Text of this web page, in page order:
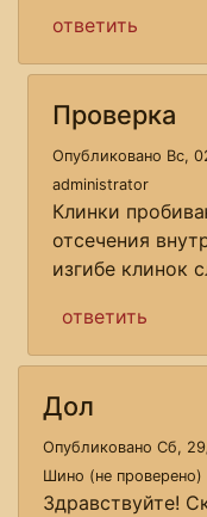
ответить
Проверка
Опубликовано Вс,
administrator
Клинки
отсечения
изгибе клинок
ответить
Дол
Опубликовано Сб,
Шино (не проверено)
Здравствуйте!